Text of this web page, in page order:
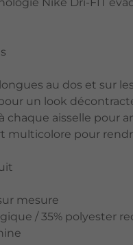
au dos et sur
un look décontracté.
chaque aisselle pour
multicolore pour
mesure
/ 35% polyester